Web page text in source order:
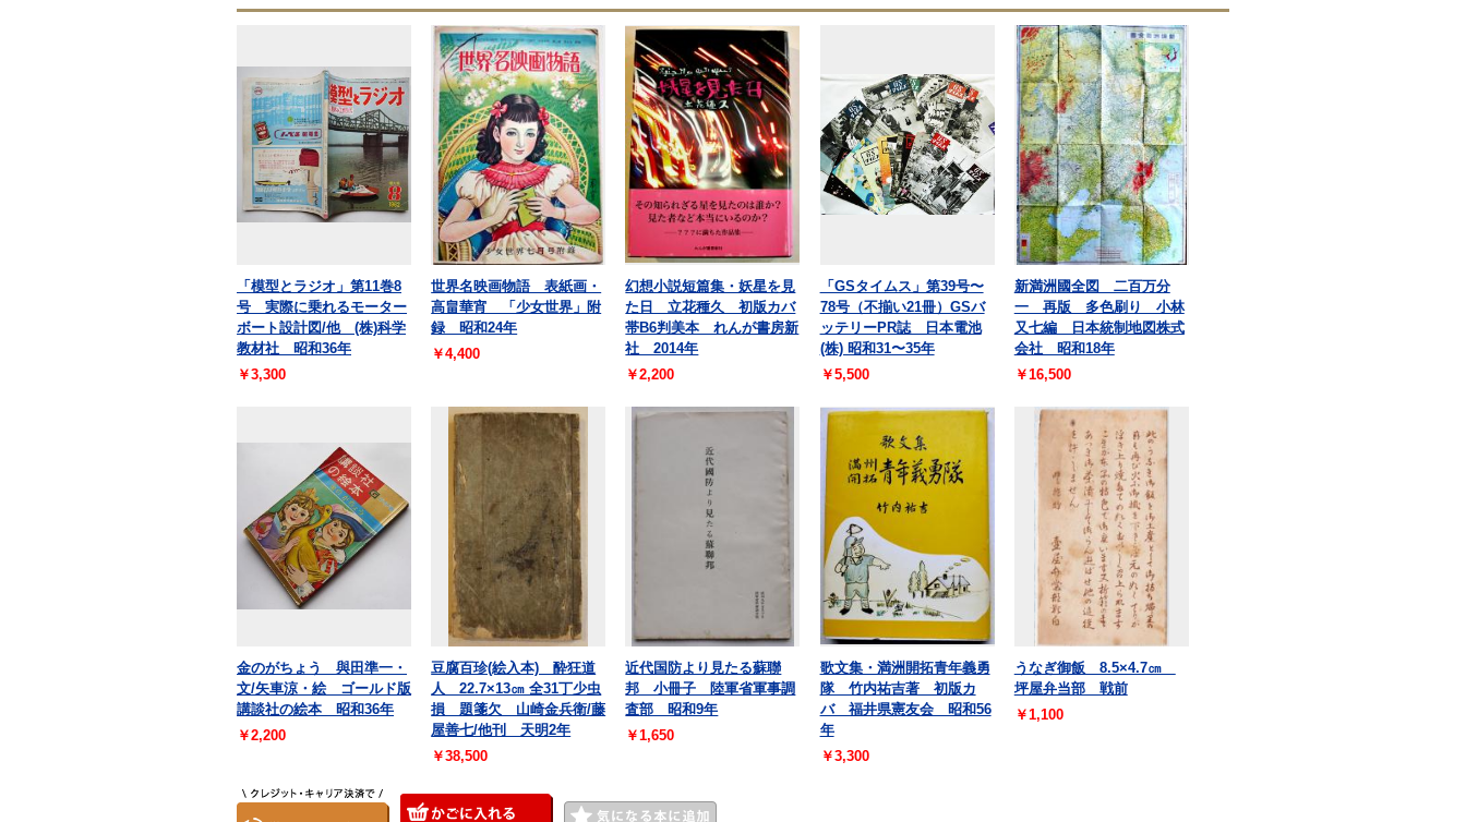
「模型とラジオ」第11巻8
号 実際に乗れるモーター
ボート設計図/他 (株)科学
教材社 昭和36年
￥3,300
世界名映画物語 表紙画・
高畠華宵 「少女世界」附
録 昭和24年
￥4,400
幻想小説短篇集・妖星を見
た日 立花種久 初版カバ
帯B6判美本 れんが書房新
社 2014年
￥2,200
「GSタイムス」第39号〜
78号（不揃い21冊）GSバ
ッテリーPR誌 日本電池
(株) 昭和31〜35年
￥5,500
新満洲國全図 二百万分
一 再版 多色刷り 小林
又七編 日本統制地図株式
会社 昭和18年
￥16,500
金のがちょう 與田準一・
文/矢車涼・絵 ゴールド版
講談社の絵本 昭和36年
￥2,200
豆腐百珍(絵入本) 酔狂道
人 22.7×13㎝ 全31丁少虫
損 題箋欠 山崎金兵衛/藤
屋善七/他刊 天明2年
￥38,500
近代国防より見たる蘇聯
邦 小冊子 陸軍省軍事調
査部 昭和9年
￥1,650
歌文集・満洲開拓青年義勇
隊 竹内祐吉著 初版カ
バ 福井県憲友会 昭和56
年
￥3,300
うなぎ御飯 8.5×4.7㎝
坪屋弁当部 戦前
￥1,100